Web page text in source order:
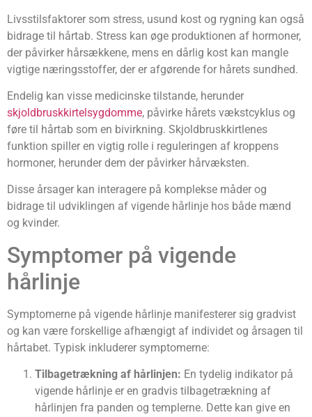
Livsstilsfaktorer som stress, usund kost og rygning kan også
bidrage til hårtab. Stress kan øge produktionen af hormoner,
der påvirker hårsækkene, mens en dårlig kost kan mangle
vigtige næringsstoffer, der er afgørende for hårets sundhed.
Endelig kan visse medicinske tilstande, herunder
skjoldbruskkirtelsygdomme, påvirke hårets vækstcyklus og
føre til hårtab som en bivirkning. Skjoldbruskkirtlenes
funktion spiller en vigtig rolle i reguleringen af kroppens
hormoner, herunder dem der påvirker hårvæksten.
Disse årsager kan interagere på komplekse måder og
bidrage til udviklingen af vigende hårlinje hos både mænd
og kvinder.
Symptomer på vigende
hårlinje
Symptomerne på vigende hårlinje manifesterer sig gradvist
og kan være forskellige afhængigt af individet og årsagen til
hårtabet. Typisk inkluderer symptomerne:
Tilbagetrækning af hårlinjen: En tydelig indikator på
vigende hårlinje er en gradvis tilbagetrækning af
hårlinjen fra panden og templerne. Dette kan give en